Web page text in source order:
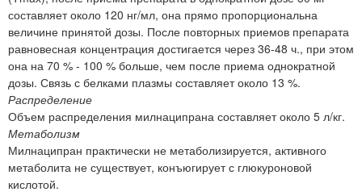
составляет около 120 нг/мл, она прямо пропорциональна
величине принятой дозы. После повторных приемов препарата
равновесная концентрация достигается через 36-48 ч., при этом
она на 70 % - 100 % больше, чем после приема однократной
дозы. Связь с белками плазмы составляет около 13 %.
Распределение
Объем распределения милнаципрана составляет около 5 л/кг.
Метаболизм
Милнаципран практически не метаболизируется, активного
метаболита не существует, конъюгирует с глюкуроновой
кислотой.